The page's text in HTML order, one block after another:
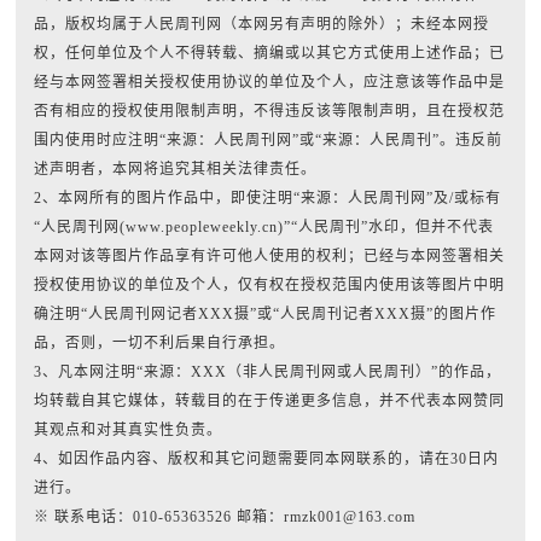
品，版权均属于人民周刊网（本网另有声明的除外）；未经本网授
权，任何单位及个人不得转载、摘编或以其它方式使用上述作品；已
经与本网签署相关授权使用协议的单位及个人，应注意该等作品中是
否有相应的授权使用限制声明，不得违反该等限制声明，且在授权范
围内使用时应注明“来源：人民周刊网”或“来源：人民周刊”。违反前
述声明者，本网将追究其相关法律责任。
2、本网所有的图片作品中，即使注明“来源：人民周刊网”及/或标有
“人民周刊网(www.peopleweekly.cn)”“人民周刊”水印，但并不代表
本网对该等图片作品享有许可他人使用的权利；已经与本网签署相关
授权使用协议的单位及个人，仅有权在授权范围内使用该等图片中明
确注明“人民周刊网记者XXX摄”或“人民周刊记者XXX摄”的图片作
品，否则，一切不利后果自行承担。
3、凡本网注明“来源：XXX（非人民周刊网或人民周刊）”的作品，
均转载自其它媒体，转载目的在于传递更多信息，并不代表本网赞同
其观点和对其真实性负责。
4、如因作品内容、版权和其它问题需要同本网联系的，请在30日内
进行。
※ 联系电话：010-65363526 邮箱：rmzk001@163.com